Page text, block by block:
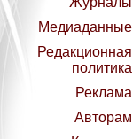
Медиаданные
Редакционная
политика
Реклама
Авторам